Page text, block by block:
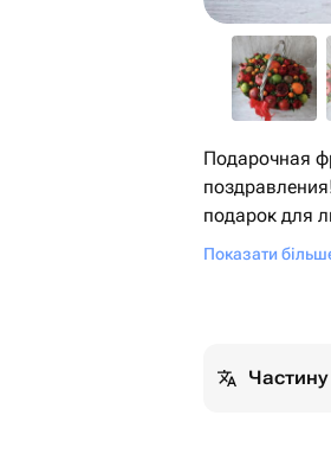
Подарочная
подарок для
витаминами
Показати
Частину